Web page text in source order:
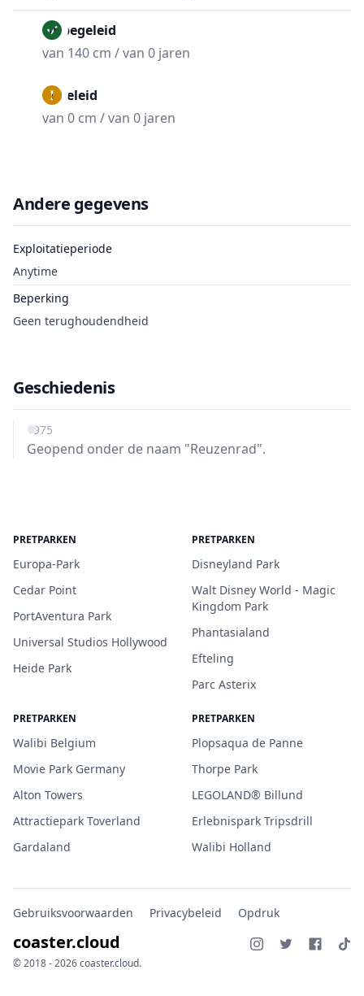
Onbegeleid
van 140 cm / van 0 jaren
Begeleid
van 0 cm / van 0 jaren
Andere gegevens
Exploitatieperiode
Anytime
Beperking
Geen terughoudendheid
Geschiedenis
1975
Geopend onder de naam "Reuzenrad".
PRETPARKEN
Europa-Park
Cedar Point
PortAventura Park
Universal Studios Hollywood
Heide Park
PRETPARKEN
Disneyland Park
Walt Disney World - Magic
Kingdom Park
Phantasialand
Efteling
Parc Asterix
PRETPARKEN
Walibi Belgium
Movie Park Germany
Alton Towers
Attractiepark Toverland
Gardaland
PRETPARKEN
Plopsaqua de Panne
Thorpe Park
LEGOLAND® Billund
Erlebnispark Tripsdrill
Walibi Holland
Gebruiksvoorwaarden Privacybeleid Opdruk
coaster.cloud
© 2018 - 2026 coaster.cloud.